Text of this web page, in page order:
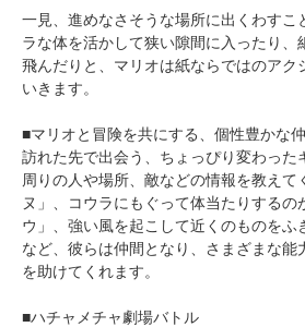
一見、進めなさそうな場所に出くわすこ
ラな体を活かして狭い隙間に入ったり、
飛んだりと、マリオは紙ならではのアク
いきます。
■マリオと冒険を共にする、個性豊かな
訪れた先で出会う、ちょっぴり変わった
周りの人や場所、敵などの情報を教えて
ヌ」、コウラにもぐって体当たりするの
ウ」、強い風を起こして近くのものをふ
など、彼らは仲間となり、さまざまな能
を助けてくれます。
■ハチャメチャ劇場バトル